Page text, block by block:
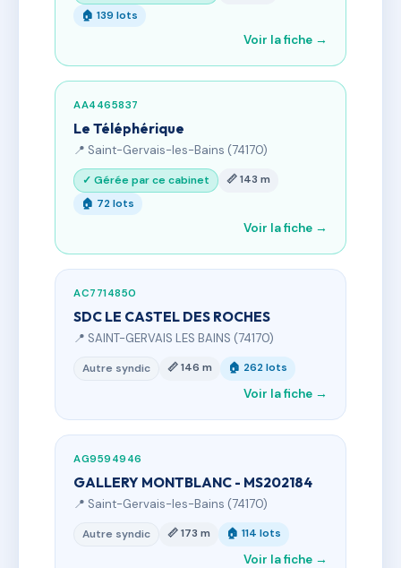
🏠 139 lots
Voir la fiche →
AA4465837
Le Téléphérique
📍 Saint-Gervais-les-Bains (74170)
✓ Gérée par ce cabinet
📏 143 m
🏠 72 lots
Voir la fiche →
AC7714850
SDC LE CASTEL DES ROCHES
📍 SAINT-GERVAIS LES BAINS (74170)
Autre syndic 📏 146 m 🏠 262 lots
Voir la fiche →
AG9594946
GALLERY MONTBLANC - MS202184
📍 Saint-Gervais-les-Bains (74170)
Autre syndic 📏 173 m 🏠 114 lots
Voir la fiche →